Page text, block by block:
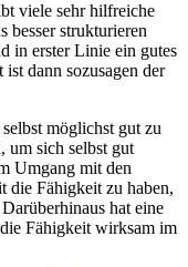
viele sehr hilfreiche
besser strukturieren
in erster Linie ein gutes
ist dann sozusagen der
möglichst gut zu
um sich selbst gut
Umgang mit den
die Fähigkeit zu haben,
hat eine
Fähigkeit wirksam im